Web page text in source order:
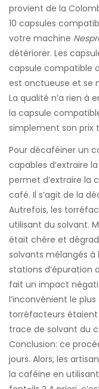
provient de la
10 capsules
votre machine
détériorer. Les
capsule compatible
est onctueuse et se
La qualité n’a rien à
la capsule
simplement son prix
Pour décaféiner un
capables d’extraire
permet d’extraire la
café. Il s’agit de la
Autrefois, les
utilisant du solvant.
était chère et
solvants mélangés à
stations d’épuration
fait un impact
l’inconvénient le
torréfacteurs étaient
trace de solvant du
Conclusion: ce
jours. Alors, les
la caféine en